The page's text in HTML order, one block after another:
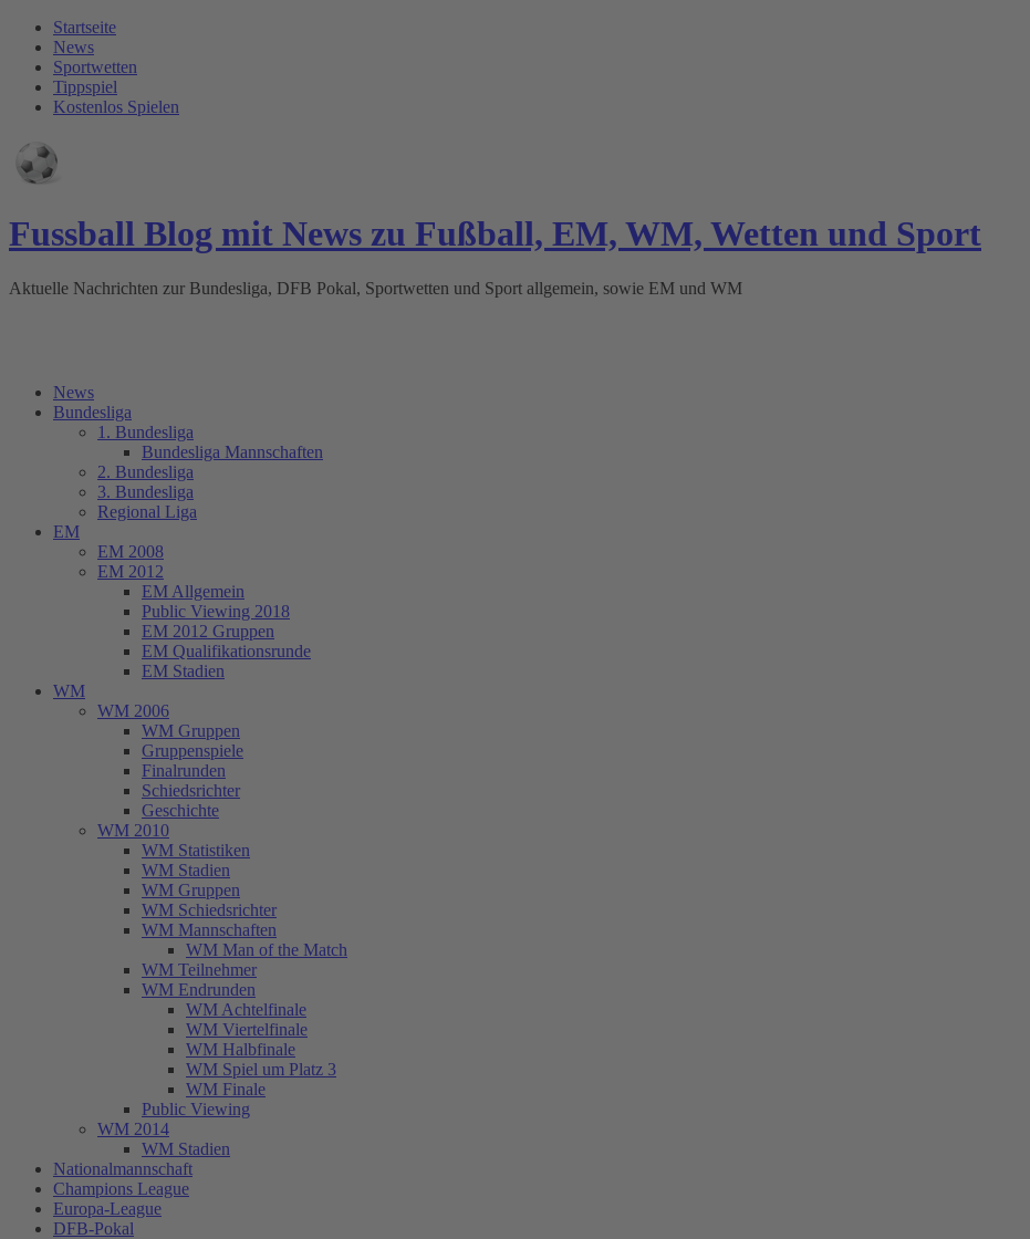
Startseite
News
Sportwetten
Tippspiel
Kostenlos Spielen
Fussball Blog mit News zu Fußball, EM, WM, Wetten und Sport
Aktuelle Nachrichten zur Bundesliga, DFB Pokal, Sportwetten und Sport allgemein, sowie EM und WM
News
Bundesliga
1. Bundesliga
Bundesliga Mannschaften
2. Bundesliga
3. Bundesliga
Regional Liga
EM
EM 2008
EM 2012
EM Allgemein
Public Viewing 2018
EM 2012 Gruppen
EM Qualifikationsrunde
EM Stadien
WM
WM 2006
WM Gruppen
Gruppenspiele
Finalrunden
Schiedsrichter
Geschichte
WM 2010
WM Statistiken
WM Stadien
WM Gruppen
WM Schiedsrichter
WM Mannschaften
WM Man of the Match
WM Teilnehmer
WM Endrunden
WM Achtelfinale
WM Viertelfinale
WM Halbfinale
WM Spiel um Platz 3
WM Finale
Public Viewing
WM 2014
WM Stadien
Nationalmannschaft
Champions League
Europa-League
DFB-Pokal